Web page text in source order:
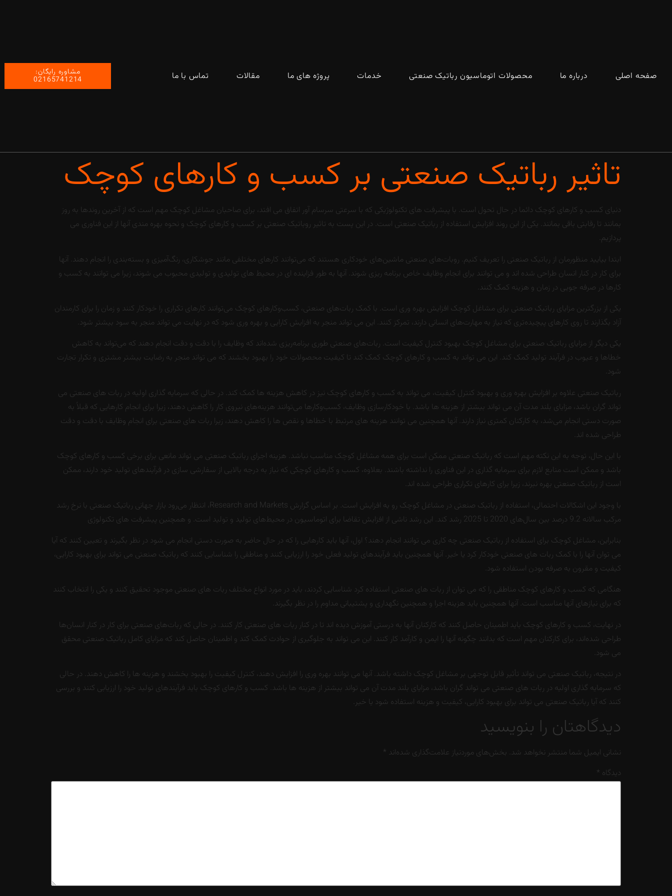
صفحه اصلی درباره ما محصولات اتوماسیون رباتیک صنعتی خدمات پروژه های ما مقالات تماس با ما مشاوره رایگان:
02165741214
تاثیر رباتیک صنعتی بر کسب و کارهای کوچک
دنیای کسب و کارهای کوچک دائما در حال تحول است. با پیشرفت های تکنولوژیکی که با سرعتی سرسام آور اتفاق می افتد، برای صاحبان مشاغل کوچک مهم است که از آخرین روندها به روز
بمانند تا رقابتی باقی بمانند. یکی از این روند افزایش استفاده از رباتیک صنعتی است. در این پست به تاثیر روباتیک صنعتی بر کسب و کارهای کوچک و نحوه بهره مندی آنها از این فناوری می
پردازیم.
ابتدا بیایید منظورمان از رباتیک صنعتی را تعریف کنیم. روبات‌های صنعتی ماشین‌های خودکاری هستند که می‌توانند کارهای مختلفی مانند جوشکاری، رنگ‌آمیزی و بسته‌بندی را انجام دهند. آنها
برای کار در کنار انسان طراحی شده اند و می توانند برای انجام وظایف خاص برنامه ریزی شوند. آنها به طور فزاینده ای در محیط های تولیدی و تولیدی محبوب می شوند، زیرا می توانند به کسب و
کارها در صرفه جویی در زمان و هزینه کمک کنند.
یکی از بزرگترین مزایای رباتیک صنعتی برای مشاغل کوچک افزایش بهره وری است. با کمک ربات‌های صنعتی، کسب‌وکارهای کوچک می‌توانند کارهای تکراری را خودکار کنند و زمان را برای کارمندان
آزاد بگذارند تا روی کارهای پیچیده‌تری که نیاز به مهارت‌های انسانی دارند، تمرکز کنند. این می تواند منجر به افزایش کارایی و بهره وری شود که در نهایت می تواند منجر به سود بیشتر شود.
یکی دیگر از مزایای رباتیک صنعتی برای مشاغل کوچک بهبود کنترل کیفیت است. ربات‌های صنعتی طوری برنامه‌ریزی شده‌اند که وظایف را با دقت و دقت انجام دهند که می‌تواند به کاهش
خطاها و عیوب در فرآیند تولید کمک کند. این می تواند به کسب و کارهای کوچک کمک کند تا کیفیت محصولات خود را بهبود بخشند که می تواند منجر به رضایت بیشتر مشتری و تکرار تجارت
شود.
رباتیک صنعتی علاوه بر افزایش بهره وری و بهبود کنترل کیفیت، می تواند به کسب و کارهای کوچک نیز در کاهش هزینه ها کمک کند. در حالی که سرمایه گذاری اولیه در ربات های صنعتی می
تواند گران باشد، مزایای بلند مدت آن می تواند بیشتر از هزینه ها باشد. با خودکارسازی وظایف، کسب‌وکارها می‌توانند هزینه‌های نیروی کار را کاهش دهند، زیرا برای انجام کارهایی که قبلاً به
صورت دستی انجام می‌شد، به کارکنان کمتری نیاز دارند. آنها همچنین می توانند هزینه های مرتبط با خطاها و نقص ها را کاهش دهند، زیرا ربات های صنعتی برای انجام وظایف با دقت و دقت
طراحی شده اند.
با این حال، توجه به این نکته مهم است که رباتیک صنعتی ممکن است برای همه مشاغل کوچک مناسب نباشد. هزینه اجرای رباتیک صنعتی می تواند مانعی برای برخی کسب و کارهای کوچک
باشد و ممکن است منابع لازم برای سرمایه گذاری در این فناوری را نداشته باشند. بعلاوه، کسب و کارهای کوچکی که نیاز به درجه بالایی از سفارشی سازی در فرآیندهای تولید خود دارند، ممکن
است از رباتیک صنعتی بهره نبرند، زیرا برای کارهای تکراری طراحی شده اند.
با وجود این اشکالات احتمالی، استفاده از رباتیک صنعتی در مشاغل کوچک رو به افزایش است. بر اساس گزارش Research and Markets، انتظار می‌رود بازار جهانی رباتیک صنعتی با نرخ رشد
مرکب سالانه 9.2 درصد بین سال‌های 2020 تا 2025 رشد کند. این رشد ناشی از افزایش تقاضا برای اتوماسیون در محیط‌های تولید و تولید است. و همچنین پیشرفت های تکنولوژی
بنابراین، مشاغل کوچک برای استفاده از رباتیک صنعتی چه کاری می توانند انجام دهند؟ اول، آنها باید کارهایی را که در حال حاضر به صورت دستی انجام می شود در نظر بگیرند و تعیین کنند که آیا
می توان آنها را با کمک ربات های صنعتی خودکار کرد یا خیر. آنها همچنین باید فرآیندهای تولید فعلی خود را ارزیابی کنند و مناطقی را شناسایی کنند که رباتیک صنعتی می تواند برای بهبود کارایی،
کیفیت و مقرون به صرفه بودن استفاده شود.
هنگامی که کسب و کارهای کوچک مناطقی را که می توان از ربات های صنعتی استفاده کرد شناسایی کردند، باید در مورد انواع مختلف ربات های صنعتی موجود تحقیق کنند و یکی را انتخاب کنند
که برای نیازهای آنها مناسب است. آنها همچنین باید هزینه اجرا و همچنین نگهداری و پشتیبانی مداوم را در نظر بگیرند.
در نهایت، کسب و کارهای کوچک باید اطمینان حاصل کنند که کارکنان آنها به درستی آموزش دیده اند تا در کنار ربات های صنعتی کار کنند. در حالی که ربات‌های صنعتی برای کار در کنار انسان‌ها
طراحی شده‌اند، برای کارکنان مهم است که بدانند چگونه آنها را ایمن و کارآمد کار کنند. این می تواند به جلوگیری از حوادث کمک کند و اطمینان حاصل کند که مزایای کامل رباتیک صنعتی محقق
می شود.
در نتیجه، رباتیک صنعتی می تواند تأثیر قابل توجهی بر مشاغل کوچک داشته باشد. آنها می توانند بهره وری را افزایش دهند، کنترل کیفیت را بهبود بخشند و هزینه ها را کاهش دهند. در حالی
که سرمایه گذاری اولیه در ربات های صنعتی می تواند گران باشد، مزایای بلند مدت آن می تواند بیشتر از هزینه ها باشد. کسب و کارهای کوچک باید فرآیندهای تولید خود را ارزیابی کنند و بررسی
کنند که آیا رباتیک صنعتی می تواند برای بهبود کارایی، کیفیت و هزینه استفاده شود یا خیر.
دیدگاهتان را بنویسید
نشانی ایمیل شما منتشر نخواهد شد. بخش‌های موردنیاز علامت‌گذاری شده‌اند *
دیدگاه *